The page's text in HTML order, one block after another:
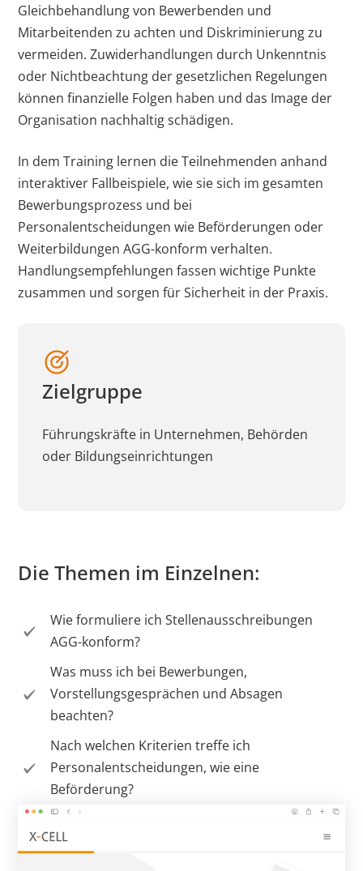
Gleichbehandlung von Bewerbenden und
Mitarbeitenden zu achten und Diskriminierung zu
vermeiden. Zuwiderhandlungen durch Unkenntnis
oder Nichtbeachtung der gesetzlichen Regelungen
können finanzielle Folgen haben und das Image der
Organisation nachhaltig schädigen.
In dem Training lernen die Teilnehmenden anhand
interaktiver Fallbeispiele, wie sie sich im gesamten
Bewerbungsprozess und bei
Personalentscheidungen wie Beförderungen oder
Weiterbildungen AGG-konform verhalten.
Handlungsempfehlungen fassen wichtige Punkte
zusammen und sorgen für Sicherheit in der Praxis.
Zielgruppe
Führungskräfte in Unternehmen, Behörden
oder Bildungseinrichtungen
Die Themen im Einzelnen:
Wie formuliere ich Stellenausschreibungen
AGG-konform?
Was muss ich bei Bewerbungen,
Vorstellungsgesprächen und Absagen
beachten?
Nach welchen Kriterien treffe ich
Personalentscheidungen, wie eine
Beförderung?